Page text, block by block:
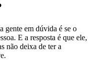
gente em dúvida é se o
E a resposta é que ele,
não deixa de ter a